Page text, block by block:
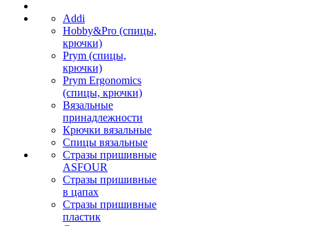
Addi
Hobby&Pro (спицы,
крючки)
Prym (спицы,
крючки)
Prym Ergonomics
(спицы, крючки)
Вязальные
принадлежности
Крючки вязальные
Спицы вязальные
Стразы пришивные
ASFOUR
Стразы пришивные
в цапах
Стразы пришивные
пластик